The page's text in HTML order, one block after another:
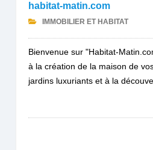
habitat-matin.com
IMMOBILIER ET HABITAT
Bienvenue sur "Habitat-
à la création de la maison de
jardins luxuriants et à la